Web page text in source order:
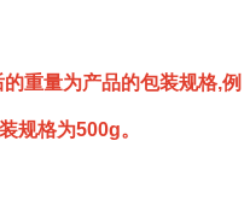
重量为产品的包装规格,例
规格为500g。